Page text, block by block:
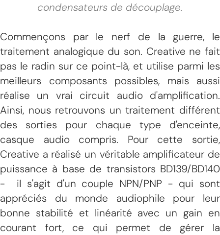
condensateurs de découplage.
Commençons par le nerf de la guerre, le
traitement analogique du son. Creative ne fait
pas le radin sur ce point-là, et utilise parmi les
meilleurs composants possibles, mais aussi
réalise un vrai circuit audio d'amplification.
Ainsi, nous retrouvons un traitement différent
des sorties pour chaque type d'enceinte,
casque audio compris. Pour cette sortie,
Creative a réalisé un véritable amplificateur de
puissance à base de transistors BD139/BD140
- il s'agit d'un couple NPN/PNP - qui sont
appréciés du monde audiophile pour leur
bonne stabilité et linéarité avec un gain en
courant fort, ce qui permet de gérer la